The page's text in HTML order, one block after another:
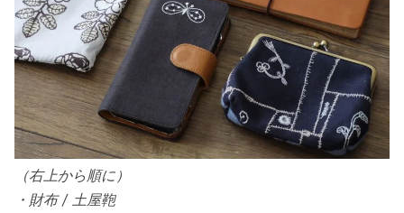
（右上から順に）
・財布 / 土屋鞄